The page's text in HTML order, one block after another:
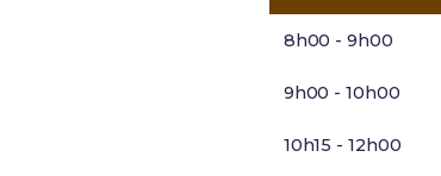
8h00 - 9h00
9h00 - 10h00
10h15 - 12h00